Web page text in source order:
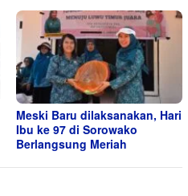
Meski Baru dilaksanakan, Hari
Ibu ke 97 di Sorowako
Berlangsung Meriah